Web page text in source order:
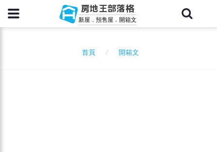
房地王部落格
新屋．預售屋．開箱文
首頁 開箱文